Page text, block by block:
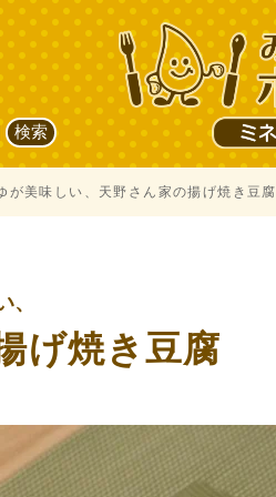
が美味しい、天野さん家の揚げ焼き豆腐
げ焼き豆腐